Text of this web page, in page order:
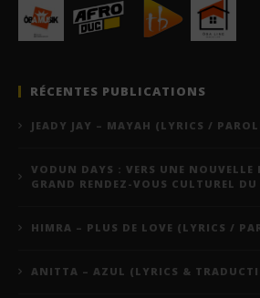
RÉCENTES PUBLICATIONS
JEADY JAY – MAYAH (LYRICS /
VODUN DAYS : VERS UNE NOUVELLE
GRAND RENDEZ-VOUS CULTUREL
HIMRA – PLUS DE LOVE (LYRICS /
ANITTA – AZUL (LYRICS &